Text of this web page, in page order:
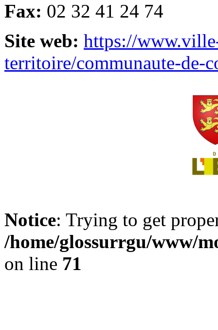
Fax: 02 32 41 24 74
Site web: https://
territoire/communaute-de-
Notice: Trying to get
/home/glossurrgu/www/
on line 71